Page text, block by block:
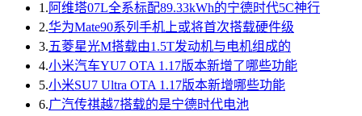
1. 阿维塔07L全系标配89.33kWh的宁德时代5C神行
2.华为Mate90系列手机上或将首次搭载硬件级
3.五菱星光M搭载由1.5T发动机与电机组成的
4.小米汽车YU7 OTA 1.17版本新增了哪些功能
5.小米SU7 Ultra OTA 1.17版本新增哪些功能
6.广汽传祺越7搭载的是宁德时代电池